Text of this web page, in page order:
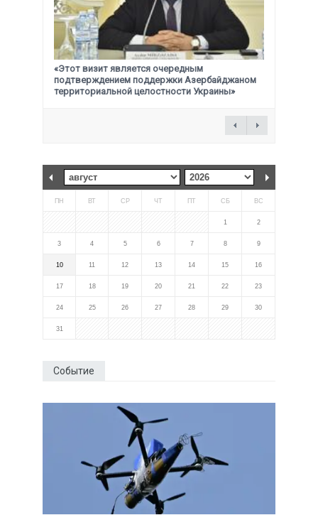
«Этот визит является очередным
подтверждением поддержки Азербайджаном
территориальной целостности Украины»
ПН ВТ СР ЧТ ПТ СБ ВС
1 2
3 4 5 6 7 8 9
10 11 12 13 14 15 16
17 18 19 20 21 22 23
24 25 26 27 28 29 30
31
Событие